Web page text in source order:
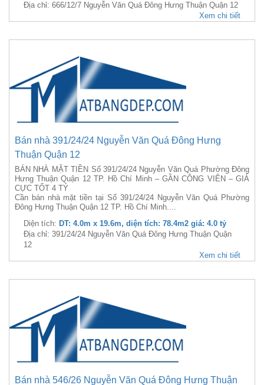
Địa chỉ: 666/12/7 Nguyễn Văn Quá Đông Hưng Thuận Quận 12
Xem chi tiết
Bán nhà 391/24/24 Nguyễn Văn Quá Đông Hưng
Thuận Quận 12
BÁN NHÀ MẶT TIỀN Số 391/24/24 Nguyễn Văn Quá Phường Đông
Hưng Thuận Quận 12 TP. Hồ Chí Minh – GẦN CÔNG VIÊN – GIÁ
CỰC TỐT 4 TỶ
Cần bán nhà mặt tiền tại Số 391/24/24 Nguyễn Văn Quá Phường
Đông Hưng Thuận Quận 12 TP. Hồ Chí Minh....
Diện tích: DT: 4.0m x 19.6m, diện tích: 78.4m2 giá: 4.0 tỷ
Địa chỉ: 391/24/24 Nguyễn Văn Quá Đông Hưng Thuận Quận
12
Xem chi tiết
Bán nhà 546/26 Nguyễn Văn Quá Đông Hưng Thuận